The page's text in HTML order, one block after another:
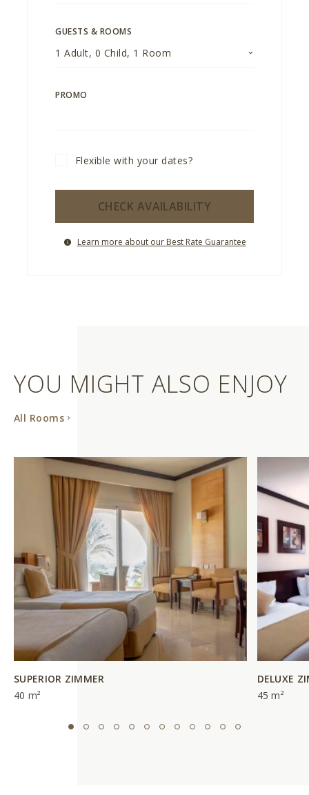
GUESTS & ROOMS
1 Adult, 0 Child, 1 Room
PROMO
Flexible with your dates?
CHECK AVAILABILITY
Learn more about our Best Rate Guarantee
YOU MIGHT ALSO ENJOY
All Rooms
SUPERIOR ZIMMER
40 m²
DELUXE
45 m²